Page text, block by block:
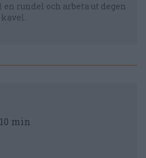
rundel och arbeta ut degen
min